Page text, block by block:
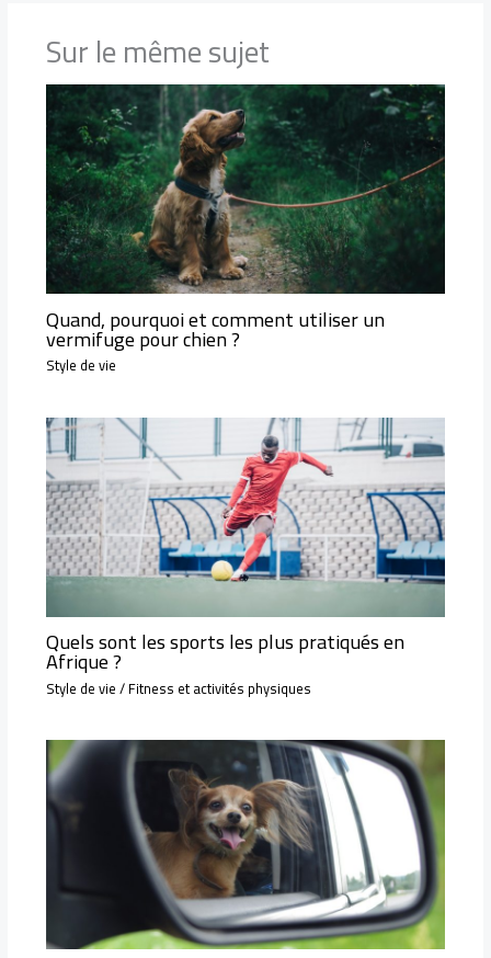
Sur le même sujet
Quand, pourquoi et comment utiliser un
vermifuge pour chien ?
Style de vie
Quels sont les sports les plus pratiqués en
Afrique ?
Style de vie/Fitness et activités physiques